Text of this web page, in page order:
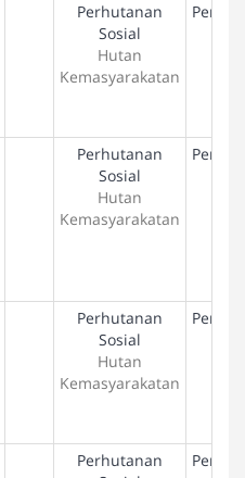
Perhutanan
Sosial
Hutan
Kemasyarakatan
Perhutanan
Sosial
Hutan
Kemasyarakatan
Perhutanan
Sosial
Hutan
Kemasyarakatan
Perhutanan